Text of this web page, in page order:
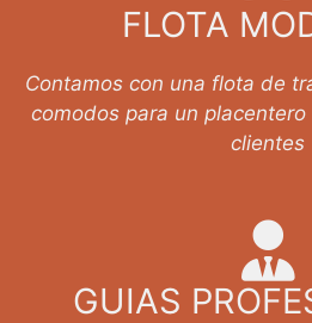
FLOTA
Contamos con una flota de
comodos para un
clientes
GUIAS